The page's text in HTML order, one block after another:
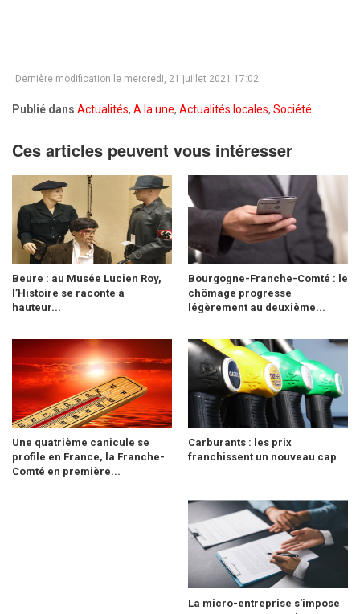
Dernière modification le mercredi, 21 juillet 2021 17:02
Publié dans Actualités, A la une, Actualités locales, Société
Ces articles peuvent vous intéresser
Beure : au Musée Lucien Roy,
l’Histoire se raconte à
hauteur...
Bourgogne-Franche-Comté : le
chômage progresse
légèrement au deuxième...
Une quatrième canicule se
profile en France, la Franche-
Comté en première...
Carburants : les prix
franchissent un nouveau cap
La micro-entreprise s'impose